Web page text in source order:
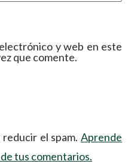
y web en este
que comente.
el spam. Aprende
tus comentarios.